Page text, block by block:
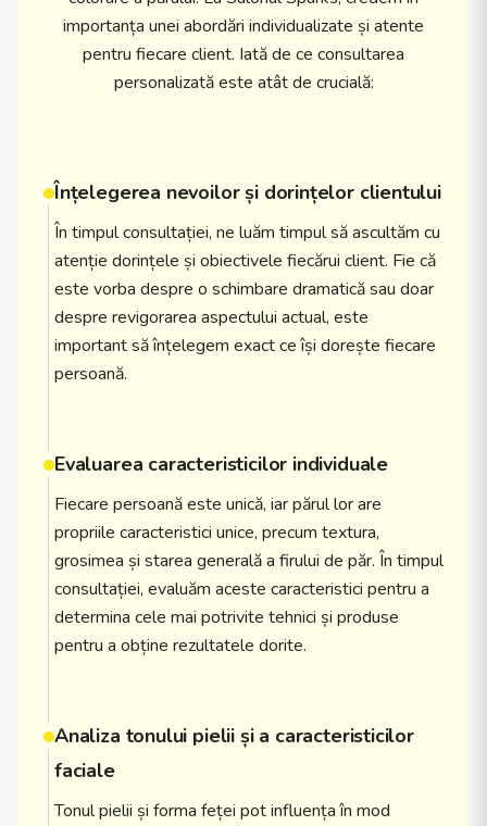
importanța unei abordări individualizate și atente
pentru fiecare client. Iată de ce consultarea
personalizată este atât de crucială:
Înțelegerea nevoilor și dorințelor clientului
În timpul consultației, ne luăm timpul să ascultăm cu
atenție dorințele și obiectivele fiecărui client. Fie că
este vorba despre o schimbare dramatică sau doar
despre revigorarea aspectului actual, este
important să înțelegem exact ce își dorește fiecare
persoană.
Evaluarea caracteristicilor individuale
Fiecare persoană este unică, iar părul lor are
propriile caracteristici unice, precum textura,
grosimea și starea generală a firului de păr. În timpul
consultației, evaluăm aceste caracteristici pentru a
determina cele mai potrivite tehnici și produse
pentru a obține rezultatele dorite.
Analiza tonului pielii și a caracteristicilor
faciale
Tonul pielii și forma feței pot influența în mod